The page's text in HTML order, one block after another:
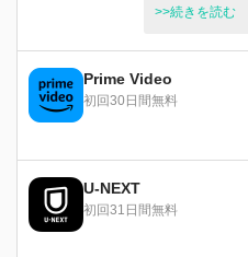
夫婦の恋愛サ
れまでは“道な
描かれること
本作では夫に
う“日常に潜む
ら、“正妻と夫
に“本当の意
>>続きを読む
Prime Video
初回30日間無料
U-NEXT
初回31日間無料